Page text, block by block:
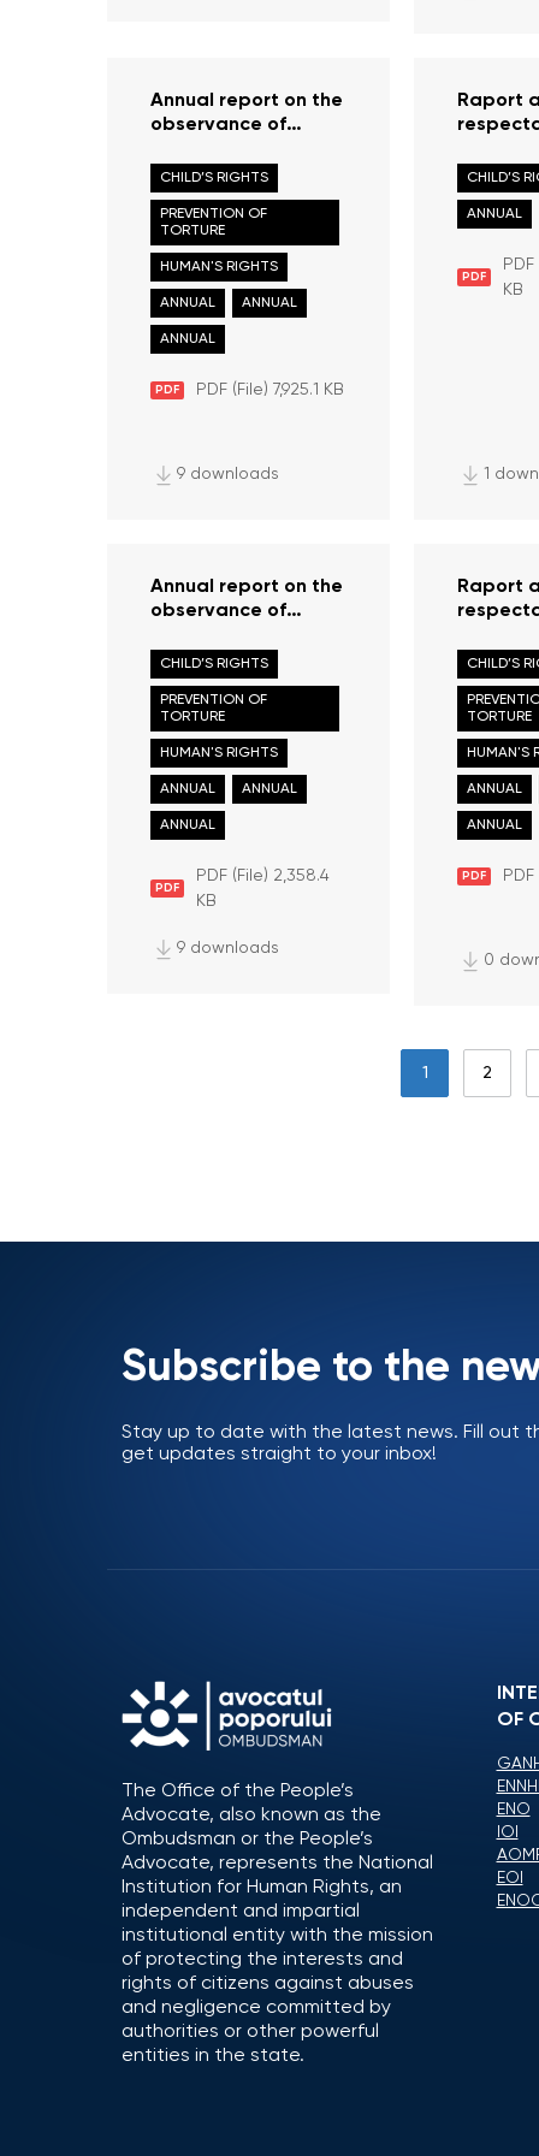
Annual report on the
observance of
freedoms in the
Republic of Moldova
in 2022
PDF PDF (File) 7,925.1 KB
CHILD’S RIGHTS
PREVENTION OF
TORTURE
HUMAN'S RIGHTS
ANNUAL ANNUAL
ANNUAL
9 downloads
Raport
în
Moldova
2022
PDF
KB
CHILD’S
ANNUAL
1
Annual report on the
observance of
freedoms in the
Republic of Moldova
in 2021
PDF
PDF (File) 2,358.4
KB
CHILD’S RIGHTS
PREVENTION OF
TORTURE
HUMAN'S RIGHTS
ANNUAL ANNUAL
ANNUAL
9 downloads
Raport
în anul
PDF PDF
CHILD’S
TORTURE
HUMAN'S
ANNUAL
ANNUAL
0
1 2
Subscribe to the
Stay up to date with the latest news. Fill out
get updates straight to your inbox!
The Office of the People’s
Advocate, also known as the
Ombudsman or the People’s
Advocate, represents the National
Institution for Human Rights, an
independent and impartial
institutional entity with the mission
of protecting the interests and
rights of citizens against abuses
and negligence committed by
authorities or other powerful
entities in the state.
OF
ENO
IOI
EOI